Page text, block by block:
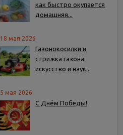
как быстро окупается
домашняя...
18 мая 2026
Газонокосилки и
стрижка газона:
искусство и наук...
5 мая 2026
С Днём Победы!